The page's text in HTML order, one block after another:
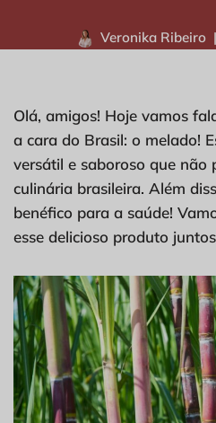
Veronika Ribeiro
Olá, amigos! Hoje vamos
a cara do Brasil: o melado!
versátil e saboroso que não
culinária brasileira. Além
benéfico para a saúde!
esse delicioso produto